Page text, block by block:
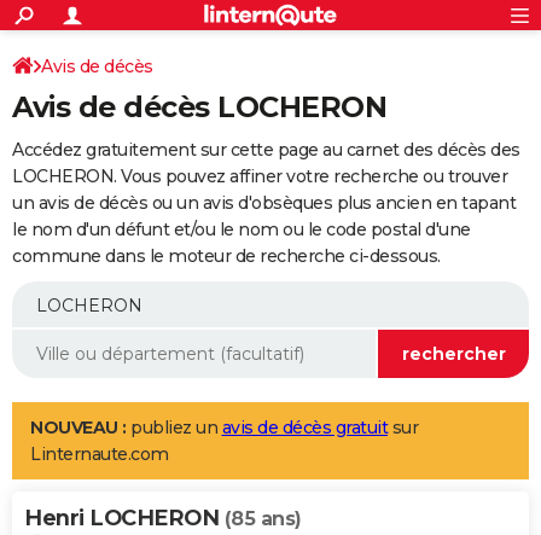
ACTUALITÉS
Politique
Société
Faits Divers
Education
Monde
Villes
+
SPORT
Coupe du monde 2026
Football
Tennis
Cyclisme
Rugby
Forum
Programme TV
TNTStreaming
Cinéma
Sorties cinéma
Musique
+
FINANCE
Impôts
Immobilier
Risques naturels par ville
Banque
Assurance
Crédit
AUTO
Essais
Réserver un essai
Citadines
Berlines
SUV
Forum auto
+
Mobiles
Meilleur smartphone
Internet
Ordinateurs
Jeux vidéo
Guide high-tech
Aménagement intérieur
LIFESTYLE
Art de vivre
Bien-être
Loisirs
Mode
Modes de vie
Alimentation
Guide de la santé
Maladies
Médicaments
Sommeil
VOYAGE
Avis de décès
Avis de décès LOCHERON
Accédez gratuitement sur cette page au carnet des décès des
LOCHERON. Vous pouvez affiner votre recherche ou trouver
un avis de décès ou un avis d'obsèques plus ancien en tapant
le nom d'un défunt et/ou le nom ou le code postal d'une
commune dans le moteur de recherche ci-dessous.
NOUVEAU : publiez un avis de décès gratuitsur
Linternaute.com
Henri LOCHERON (85 ans)